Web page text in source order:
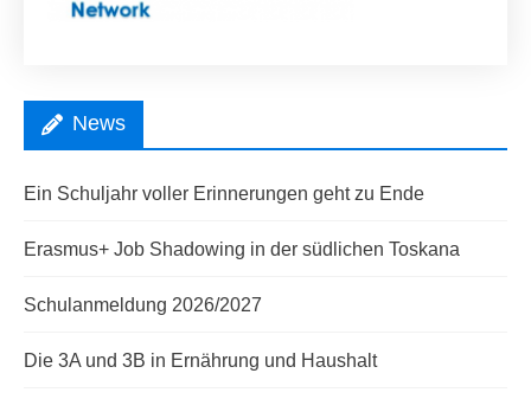
News
Ein Schuljahr voller Erinnerungen geht zu Ende
Erasmus+ Job Shadowing in der südlichen Toskana
Schulanmeldung 2026/2027
Die 3A und 3B in Ernährung und Haushalt